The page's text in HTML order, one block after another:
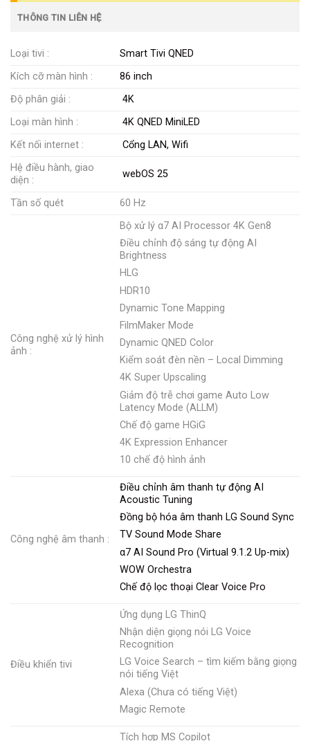
THÔNG TIN LIÊN HỆ
Loại tivi :
Smart Tivi QNED
Kích cỡ màn hình :
86 inch
Độ phân giải :
4K
Loại màn hình :
4K QNED MiniLED
Kết nối internet :
Cổng LAN, Wifi
Hệ điều hành, giao
diện :
webOS 25
Tần số quét 60 Hz
Công nghệ xử lý hình
ảnh :
Bộ xử lý α7 AI Processor 4K Gen8
Điều chỉnh độ sáng tự động AI
Brightness
HLG
HDR10
Dynamic Tone Mapping
FilmMaker Mode
Dynamic QNED Color
Kiểm soát đèn nền – Local Dimming
4K Super Upscaling
Giảm độ trễ chơi game Auto Low
Latency Mode (ALLM)
Chế độ game HGiG
4K Expression Enhancer
10 chế độ hình ảnh
Công nghệ âm thanh :
Điều chỉnh âm thanh tự động AI
Acoustic Tuning
Đồng bộ hóa âm thanh LG Sound Sync
TV Sound Mode Share
α7 AI Sound Pro (Virtual 9.1.2 Up-mix)
WOW Orchestra
Chế độ lọc thoại Clear Voice Pro
Điều khiển tivi
Ứng dụng LG ThinQ
Nhận diện giọng nói LG Voice
Recognition
LG Voice Search – tìm kiếm bằng giọng
nói tiếng Việt
Alexa (Chưa có tiếng Việt)
Magic Remote
Tích hợp MS Copilot